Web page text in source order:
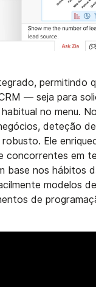
permitindo
— seja para
no menu.
deteção
Ele
concorrentes em
nos hábitos
modelos
de